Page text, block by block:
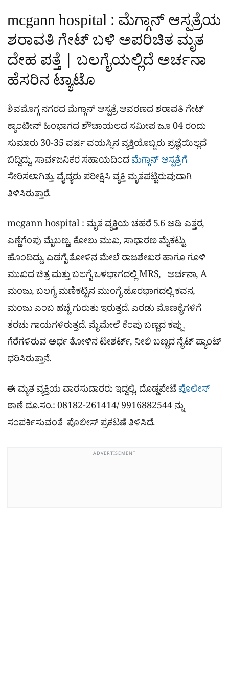
mcgann hospital : ಮೆಗ್ಗಾನ್​ ಆಸ್ಪತ್ರೆಯ
ಶರಾವತಿ ಗೇಟ್ ಬಳಿ ಅಪರಿಚಿತ ಮೃತ
ದೇಹ ಪತ್ತೆ | ಬಲಗೈಯಲ್ಲಿದೆ ಅರ್ಚನಾ
ಹೆಸರಿನ ಟ್ಯಾಟೊ
ಶಿವಮೊಗ್ಗ ನಗರದ ಮೆಗ್ಗಾನ್ ಆಸ್ಪತ್ರೆ ಆವರಣದ ಶರಾವತಿ ಗೇಟ್
ಕ್ಯಾಂಟೀನ್ ಹಿಂಭಾಗದ ಶೌಚಾಯಲದ ಸಮೀಪ ಜೂ 04 ರಂದು
ಸುಮಾರು 30-35 ವರ್ಷ ವಯಸ್ಸಿನ ವ್ಯಕ್ತಿಯೊಬ್ಬರು ಪ್ರಜ್ಞೆಯಿಲ್ಲದೆ
ಬಿದ್ದಿದ್ದು, ಸಾರ್ವಜನಿಕರ ಸಹಾಯದಿಂದಮೆಗ್ಗಾನ್ ಆಸ್ಪತ್ರೆಗೆ
ಸೇರಿಸಲಾಗಿತ್ತು. ವೈದ್ಯರು ಪರೀಕ್ಷಿಸಿ ವ್ಯಕ್ತಿ ಮೃತಪಟ್ಟಿರುವುದಾಗಿ
ತಿಳಿಸಿರುತ್ತಾರೆ.
mcgann hospital : ಮೃತ ವ್ಯಕ್ತಿಯ ಚಹರೆ 5.6 ಅಡಿ ಎತ್ತರ,
ಎಣ್ಣೆಗೆಂಪು ಮೈಬಣ್ಣ, ಕೋಲು ಮುಖ, ಸಾಧಾರಣ ಮೈಕಟ್ಟು
ಹೊಂದಿದ್ದು, ಎಡಗೈ ತೋಳಿನ ಮೇಲೆ ರಾಜಶೇಖರ ಹಾಗೂ ಗೂಳಿ
ಮುಖದ ಚಿತ್ರ ಮತ್ತು ಬಲಗೈ ಒಳಭಾಗದಲ್ಲಿ MRS, ಅರ್ಚನಾ, A
ಮಂಜು, ಬಲಗೈ ಮಣಿಕಟ್ಟಿನ ಮುಂಗೈ ಹೊರಭಾಗದಲ್ಲಿ ಕವನ,
ಮಂಜು ಎಂಬ ಹಚ್ಚೆ ಗುರುತು ಇರುತ್ತದೆ. ಎರಡು ಮೊಣಕೈಗಳಿಗೆ
ತರಚು ಗಾಯಗಳಿರುತ್ತದೆ. ಮೈಮೇಲೆ ಕೆಂಪು ಬಣ್ಣದ ಕಪ್ಪು
ಗೆರೆಗಳಿರುವ ಅರ್ಧ ತೋಳಿನ ಟೀಶರ್ಟ್, ನೀಲಿ ಬಣ್ಣದ ನೈಟ್ ಪ್ಯಾಂಟ್
ಧರಿಸಿರುತ್ತಾನೆ.
ಈ ಮೃತ ವ್ಯಕ್ತಿಯ ವಾರಸುದಾರರು ಇದ್ದಲ್ಲಿ, ದೊಡ್ಡಪೇಟೆಪೊಲೀಸ್
ಠಾಣೆ ದೂ.ಸಂ.: 08182-261414/ 9916882544 ನ್ನು
ಸಂಪರ್ಕಿಸುವಂತೆ ಪೊಲೀಸ್ ಪ್ರಕಟಣೆ ತಿಳಿಸಿದೆ.
ADVERTISEMENT